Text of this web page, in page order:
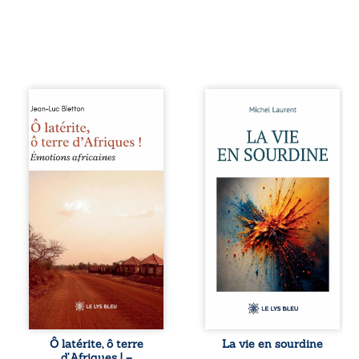
Ô latérite, ô terre
d’Afriques ! est un
poétique et
authentique aux
paysages, aux
émotions brutes
d’un continent en
entre traditions et
modernité. Des
souvenirs intimes
– la pluie à
Namoungou, le
baobab de
Zagtouli – aux
portraits
marquants –
Ô latérite, ô terre
Nina et Pierre se
très jeunes,
presque par
hasard, et se sont
aimés simplement,
persuadés que la
présence de
l’autre suffirait. Ils
mènent une
existence
modeste, rythmée
par le travail, la
fatigue et les
de la mère de
vivent, fragilise un
équilibre déjà
La vie en sourdine